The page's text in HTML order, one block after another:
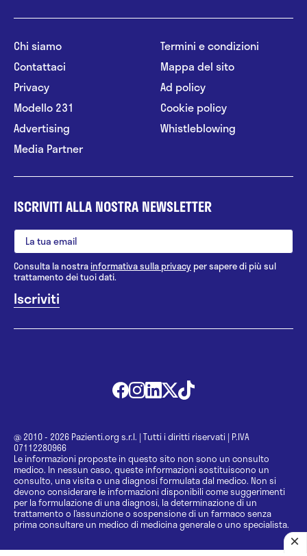
Chi siamo
Contattaci
Privacy
Modello 231
Advertising
Media Partner
Termini e condizioni
Mappa del sito
Ad policy
Cookie policy
Whistleblowing
ISCRIVITI ALLA NOSTRA NEWSLETTER
Consulta la nostrainformativa sulla privacy per sapere di più sul
trattamento dei tuoi dati.
@ 2010 - 2026 Pazienti.org s.r.l. | Tutti i diritti riservati | P.IVA
07112280966
Le informazioni proposte in questo sito non sono un consulto
medico. In nessun caso, queste informazioni sostituiscono un
consulto, una visita o una diagnosi formulata dal medico. Non si
devono considerare le informazioni disponibili come suggerimenti
per la formulazione di una diagnosi, la determinazione di un
trattamento o l’assunzione o sospensione di un farmaco senza
prima consultare un medico di medicina generale o uno specialista.